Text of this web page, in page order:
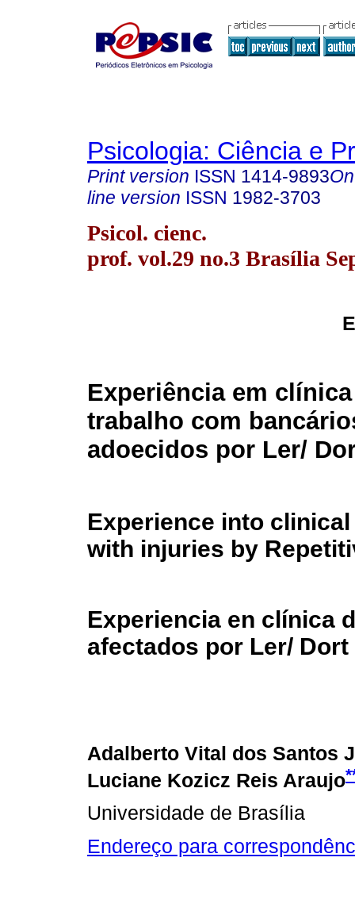
Psicologia: Ciência e
Print version ISSN 1414-9893
line version ISSN 1982-3703
Psicol. cienc.
prof. vol.29 no.3 Brasília
Experiência em
trabalho com
adoecidos por Ler/
Experience into
with injuries by
Experiencia en clínica
afectados por Ler/ Dort
Adalberto Vital dos Santos
Luciane Kozicz Reis Araujo
Universidade de Brasília
Endereço para